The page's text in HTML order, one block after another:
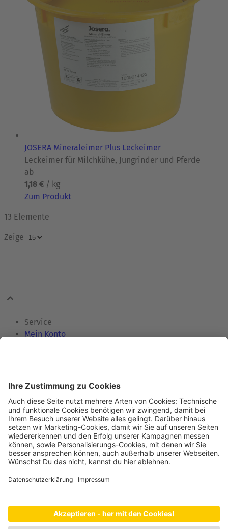
JOSERA Mineraleimer Plus Leckeimer
Leckeimer für Milchkühe, Jungrinder und Pferde
ab
1,18 € / kg
Zum Produkt
13 Elemente
Zeige
Service
Mein Konto
Informationen
Hilfe & FAQ
Versand & Zahlung
Karriere
AGB
Datenschutz